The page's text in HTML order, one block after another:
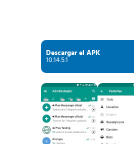
Descargar el APK
10.14.5.1